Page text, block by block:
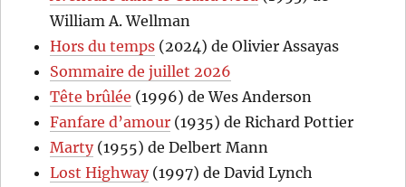
William A. Wellman
Hors du temps (2024) de Olivier Assayas
Sommaire de juillet 2026
Tête brûlée (1996) de Wes Anderson
Fanfare d’amour (1935) de Richard Pottier
Marty(1955) de Delbert Mann
Lost Highway(1997) de David Lynch